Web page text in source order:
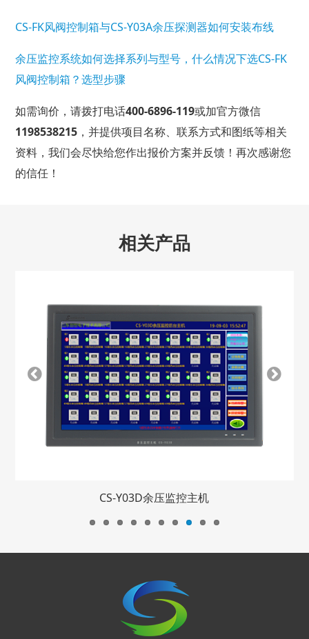
CS-FK风阀控制箱与CS-Y03A余压探测器如何安装布线
余压监控系统如何选择系列与型号，什么情况下选CS-FK
风阀控制箱？选型步骤
如需询价，请拨打电话400-6896-119或加官方微信
1198538215 ，并提供项目名称、联系方式和图纸等相关
资料，我们会尽快给您作出报价方案并反馈！再次感谢您
的信任！
相关产品
CS-Y03D余压监控主机